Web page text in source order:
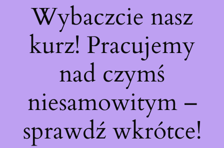
Wybaczcie nasz
kurz! Pracujemy
nad czymś
niesamowitym –
sprawdź wkrótce!